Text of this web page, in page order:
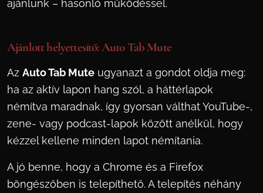
ajánlunk – hasonló működéssel.
Ajánlott helyettesítő: Auto Tab Mute
Az Auto Tab Mute ugyanazt a gondot oldja meg:
ha az aktív lapon hang szól, a háttérlapok
némítva maradnak, így gyorsan válthat YouTube-,
zene- vagy podcast-lapok között anélkül, hogy
kézzel kellene minden lapot némítania.
A jó benne, hogy a Chrome és a Firefox
böngészőben is telepíthető. A telepítés néhány